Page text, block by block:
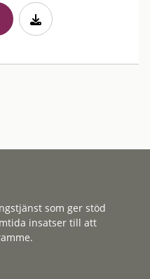
som ger stöd
insatser till att